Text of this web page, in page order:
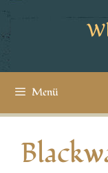
Menü